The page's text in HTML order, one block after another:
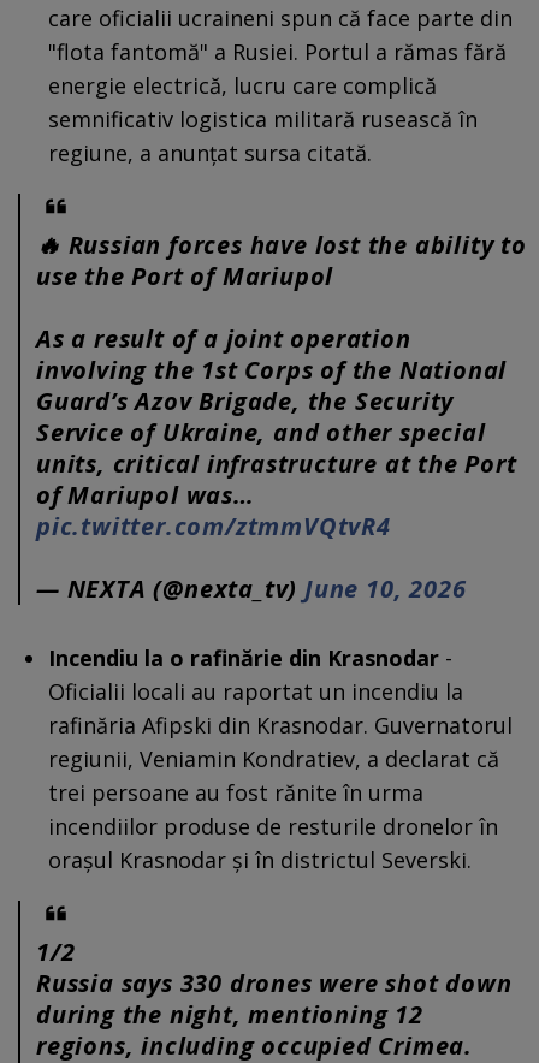
care oficialii ucraineni spun că face parte din
"flota fantomă" a Rusiei. Portul a rămas fără
energie electrică, lucru care complică
semnificativ logistica militară rusească în
regiune, a anunțat sursa citată.
🔥 Russian forces have lost the ability to
use the Port of Mariupol
As a result of a joint operation
involving the 1st Corps of the National
Guard’s Azov Brigade, the Security
Service of Ukraine, and other special
units, critical infrastructure at the Port
of Mariupol was…
pic.twitter.com/ztmmVQtvR4
— NEXTA (@nexta_tv) June 10, 2026
Incendiu la o rafinărie din Krasnodar -
Oficialii locali au raportat un incendiu la
rafinăria Afipski din Krasnodar. Guvernatorul
regiunii, Veniamin Kondratiev, a declarat că
trei persoane au fost rănite în urma
incendiilor produse de resturile dronelor în
orașul Krasnodar și în districtul Severski.
1/2
Russia says 330 drones were shot down
during the night, mentioning 12
regions, including occupied Crimea.